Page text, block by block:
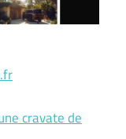
cravate de